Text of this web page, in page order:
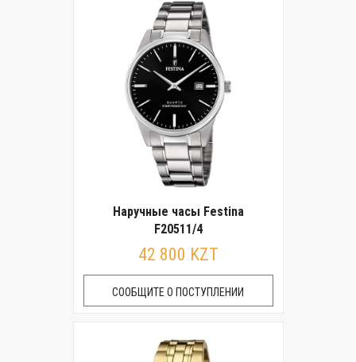
Наручные часы Festina
F20511/4
42 800 KZT
СООБЩИТЕ О ПОСТУПЛЕНИИ